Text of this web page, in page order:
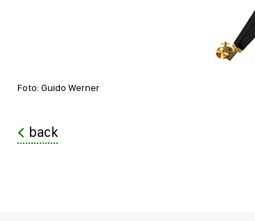
Foto: Guido Werner
back